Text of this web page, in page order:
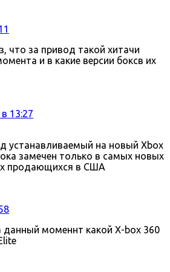
что за привод такой хитачи
и в какие версии боксв их
13:27
устанавливаемый на новый Xbox
замечен только в самых новых
продающихся в США
данный моменнт какой X-box 360